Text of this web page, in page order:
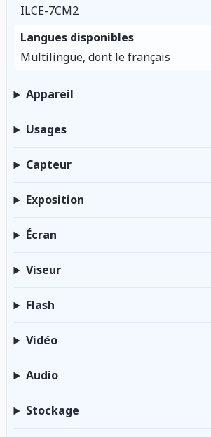
ILCE-7CM2
Langues disponibles
Multilingue, dont le français
Appareil
Usages
Capteur
Exposition
Écran
Viseur
Flash
Vidéo
Audio
Stockage